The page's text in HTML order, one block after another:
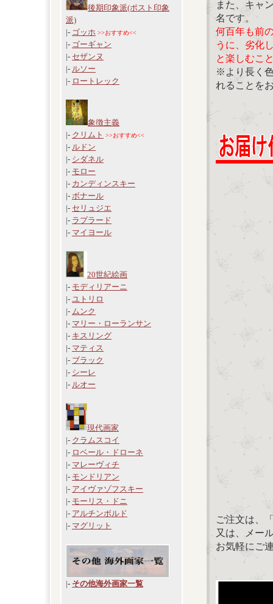
後期印象派(ポスト印象
派)
|- ゴッホ >>おすすめ<<
|- ゴーギャン
|- セザンヌ
|- ルソー
|- ロートレック
象徴主義
|- クリムト >>おすすめ<<
|- ルドン
|- シダネル
|- モロー
|- カンディンスキー
|- ボナール
|- セリュジエ
|- ラプラード
|- マイヨール
20世紀絵画
|- モディリアーニ
|- ユトリロ
|- ムンク
|- マリー・ローランサン
|- キスリング
|- マティス
|- ブラック
|- シーレ
|- ルオー
現代画家
|- クラムスコイ
|- ロベール・ドローネ
|- マレーヴィチ
|- モンドリアン
|- アイヴァゾフスキー
|- モーリス・ドニ
|- アルチンボルド
|- マグリット
|- その他海外画家一覧
また、キャ
名です。
何百年も前
うに、劣化
と楽しむこ
※より長く
れることを
ご注文は、
又は、メー
お気軽にご